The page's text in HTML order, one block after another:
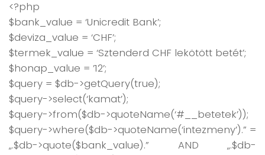
<?php
$bank_value = ‘Unicredit Bank’;
$deviza_value = ‘CHF’;
$termek_value = ‘Sztenderd CHF lekötött betét’;
$honap_value = ’12’;
$query = $db->getQuery(true);
$query->select(‘kamat’);
$query->from($db->quoteName(‘#__betetek’));
$query->where($db->quoteName(‘intezmeny’).” =
„.$db->quote($bank_value).” AND „.$db-